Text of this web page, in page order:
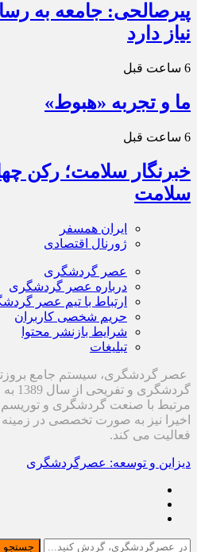
پیرصالحی: جامعه به
نیاز دارد
6 ساعت قبل
ما و تجربه «هبوط»
6 ساعت قبل
خبرنگار سلامت؛ رکن
سلامت
ایران همسفر
ژورنال اقتصادی
عصر گردشگری
درباره عصر گردشگری
ارتباط با تیم عصر
حریم شخصی کاربران
شرایط بازنشر محتوا
تبلیغات
عصر گردشگری، سیستم جامع
مرتبط با صنعت گردشگری و توریسم
اخیرا نیز به صورت تخصصی در زمینه
فعالیت می کند.
دیزاین و توسعه: عصرگردشگری
جستجو